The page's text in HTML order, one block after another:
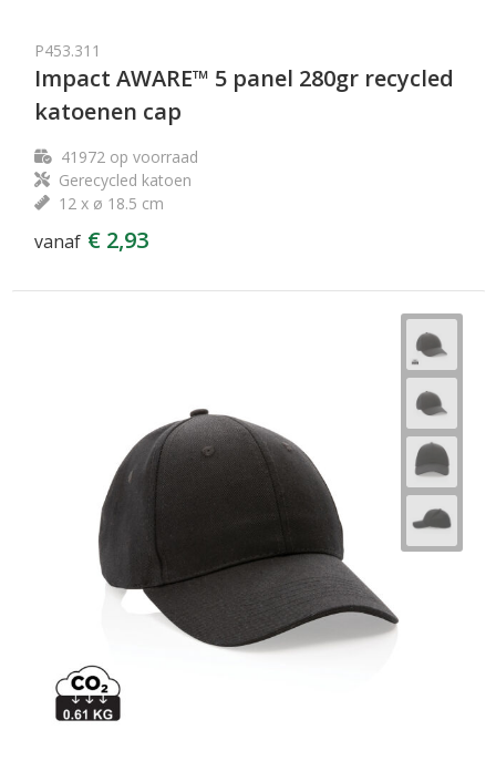
P453.311
Impact AWARE™ 5 panel 280gr recycled
katoenen cap
41972op voorraad
Gerecycled katoen
12 x ø 18.5 cm
vanaf € 2,93